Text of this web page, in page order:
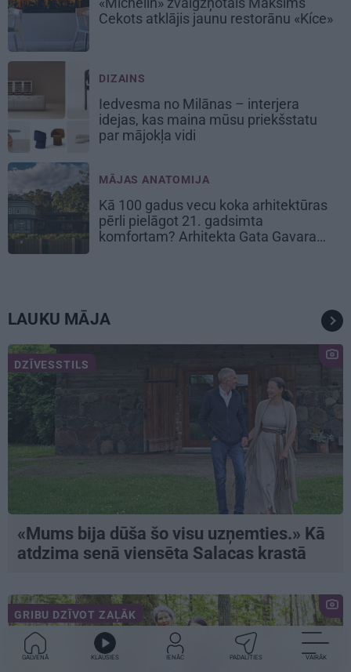
Cekots atklājis jaunu restorānu «Kíce»
DIZAINS
Iedvesma no Milānas – interjera
idejas, kas maina mūsu priekšstatu
par mājokļa vidi
MĀJAS ANATOMIJA
Kā 100 gadus vecu koka arhitektūras
pērli pielāgot 21. gadsimta
komfortam? Arhitekta Gata Gavara
LAUKU MĀJA
DZĪVESSTILS
«Mums bija dūša šo visu uzņemties.» Kā
atdzima senā viensēta Salacas krastā
GRIBU DZĪVOT ZAĻĀK
GALVENĀ KLAUSIES IENĀC PADALĪTIES VAIRĀK